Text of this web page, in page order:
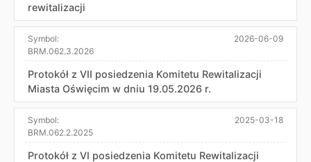
rewitalizacji
Symbol:
BRM.062.3.2026
2026-06-09
Protokół z VII posiedzenia Komitetu Rewitalizacji
Miasta Oświęcim w dniu 19.05.2026 r.
Symbol:
BRM.062.2.2025
2025-03-18
Protokół z VI posiedzenia Komitetu Rewitalizacji